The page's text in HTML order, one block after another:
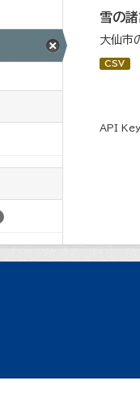
雪の
大仙市
CSV
API Key